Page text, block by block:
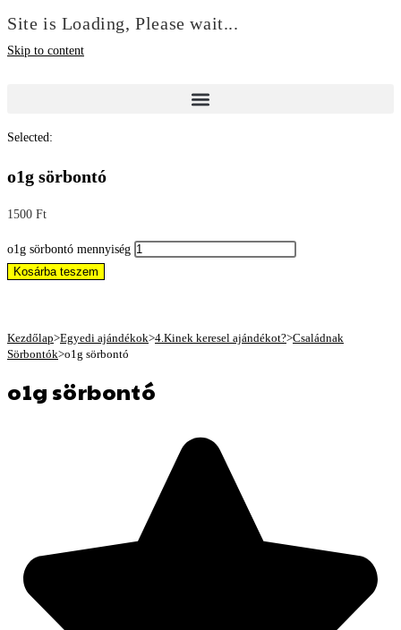
Site is Loading, Please wait...
Skip to content
Selected:
o1g sörbontó
1500 Ft
o1g sörbontó mennyiség
Kosárba teszem
Kezdőlap>Egyedi ajándékok>4.Kinek keresel ajándékot?>Családnak
Sörbontók>o1g sörbontó
o1g sörbontó